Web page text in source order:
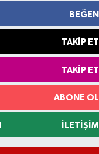
BEĞEN
TAKIP ET
TAKIP ET
ABONE OL
İLETIŞIM